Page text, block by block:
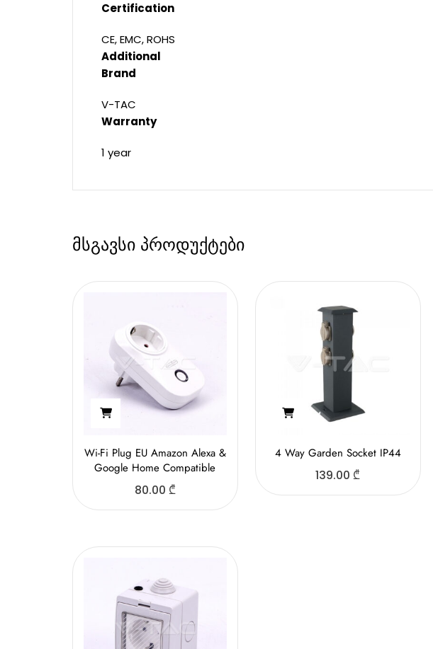
Certification
CE, EMC, ROHS
Additional
Brand
V-TAC
Warranty
1 year
მსგავსი პროდუქტები
Wi-Fi Plug EU Amazon Alexa &
Google Home Compatible
80.00 ₾
4 Way Gаrden Socket IP44
139.00₾